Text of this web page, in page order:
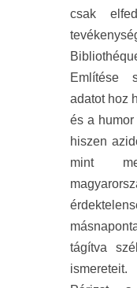
csak
Említése
adatot hoz
és a humor
hiszen
mint
tágítva